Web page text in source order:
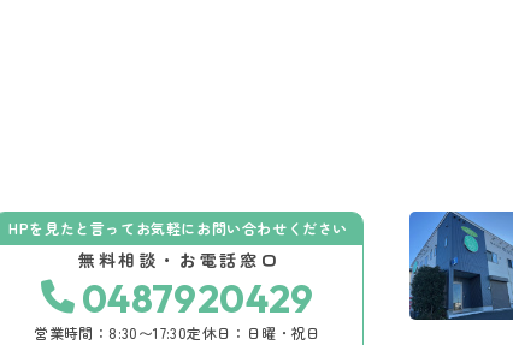
HPを見たと言ってお気軽にお問い合わせください
無料相談・お電話窓口
0487920429
営業時間：8:30〜17:30定休日：日曜・祝日